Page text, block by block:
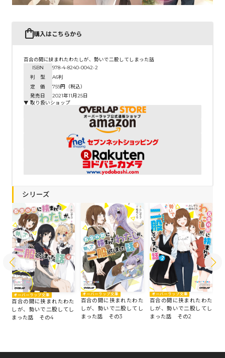
購入はこちらから
百合の間に挟まれたわたしが、勢いで二股してしまった話
ISBN
978-4-8240-0042-2
判 型
A6判
定 価
759円（税込）
発売日
2021年11月25日
▼ 取り扱いショップ
シリーズ
オーバーラップ文庫
百合の間に挟まれたわた
しが、勢いで二股してし
まった話 その4
オーバーラップ文庫
百合の間に挟まれたわた
しが、勢いで二股してし
まった話 その3
オーバーラップ文庫
百合の間に挟まれたわた
しが、勢いで二股してし
まった話 その2